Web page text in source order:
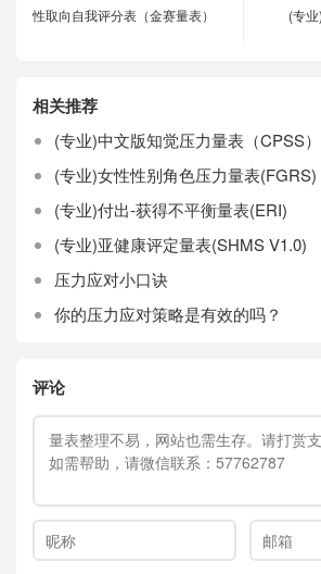
性取向自我评分表（金赛量表）
(专
相关推荐
(专业)中文版知觉压力量表（CPSS）
(专业)女性性别角色压力量表(FGRS)
(专业)付出-获得不平衡量表(ERI)
(专业)亚健康评定量表(SHMS V1.0)
压力应对小口诀
你的压力应对策略是有效的吗？
评论